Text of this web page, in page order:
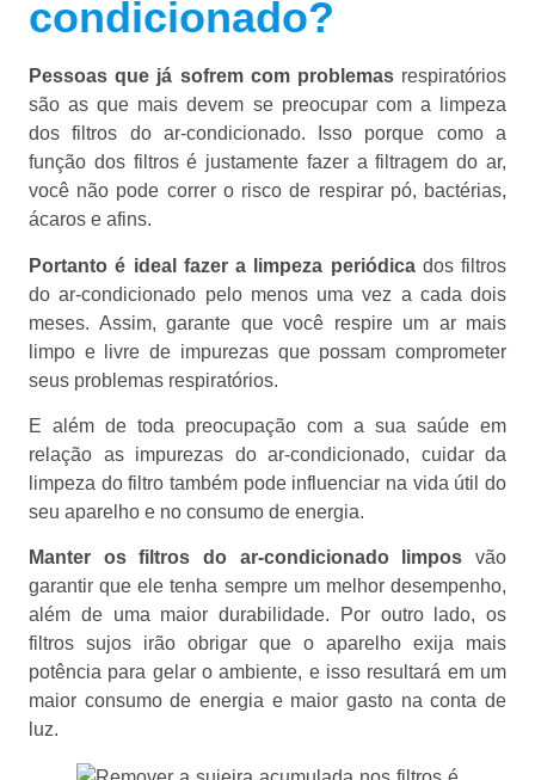
condicionado?
Pessoas que já sofrem com problemas respiratórios
são as que mais devem se preocupar com a limpeza
dos filtros do ar-condicionado. Isso porque como a
função dos filtros é justamente fazer a filtragem do ar,
você não pode correr o risco de respirar pó, bactérias,
ácaros e afins.
Portanto é ideal fazer a limpeza periódica dos filtros
do ar-condicionado pelo menos uma vez a cada dois
meses. Assim, garante que você respire um ar mais
limpo e livre de impurezas que possam comprometer
seus problemas respiratórios.
E além de toda preocupação com a sua saúde em
relação as impurezas do ar-condicionado, cuidar da
limpeza do filtro também pode influenciar na vida útil do
seu aparelho e no consumo de energia.
Manter os filtros do ar-condicionado limpos vão
garantir que ele tenha sempre um melhor desempenho,
além de uma maior durabilidade. Por outro lado, os
filtros sujos irão obrigar que o aparelho exija mais
potência para gelar o ambiente, e isso resultará em um
maior consumo de energia e maior gasto na conta de
luz.